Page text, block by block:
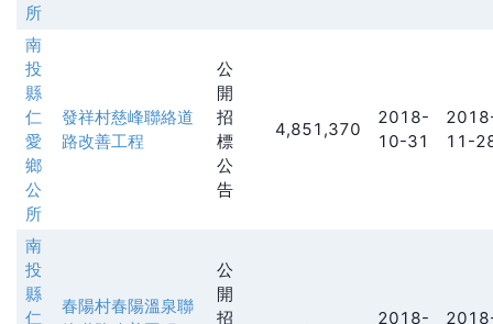
所
南
投
縣
仁
愛
鄉
公
所
發祥村慈峰聯絡道
路改善工程
公
開
招
標
公
告
4,851,370
2018-
10-31
11-
南
投
縣
仁
春陽村春陽溫泉聯
公
開
招
2018-